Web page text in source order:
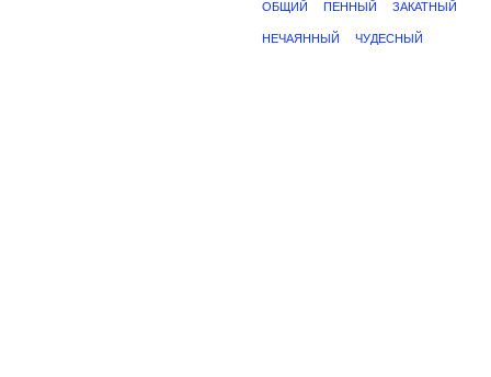
ОБЩИЙ ПЕННЫЙ ЗАКАТНЫЙ
НЕЧАЯННЫЙ ЧУДЕСНЫЙ